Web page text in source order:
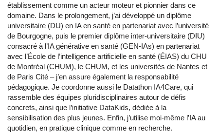
établissement comme un acteur moteur et pionnier dans ce
domaine. Dans le prolongement, j’ai développé un diplôme
universitaire (DU) en IA en santé en partenariat avec l’université
de Bourgogne, puis le premier diplôme inter-universitaire (DIU)
consacré à l’IA générative en santé (GEN-IAs) en partenariat
avec l’École de l’intelligence artificielle en santé (ÉIAS) du CHU
de Montréal (CHUM), le CHUM, et les universités de Nantes et
de Paris Cité – j’en assure également la responsabilité
pédagogique. Je coordonne aussi le Datathon IA4Care, qui
rassemble des équipes pluridisciplinaires autour de défis
concrets, ainsi que l’initiative DataKids, dédiée à la
sensibilisation des plus jeunes. Enfin, j’utilise moi-même l’IA au
quotidien, en pratique clinique comme en recherche.